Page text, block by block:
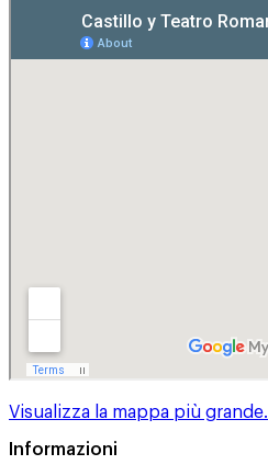
Visualizza la mappa più grande.
Informazioni